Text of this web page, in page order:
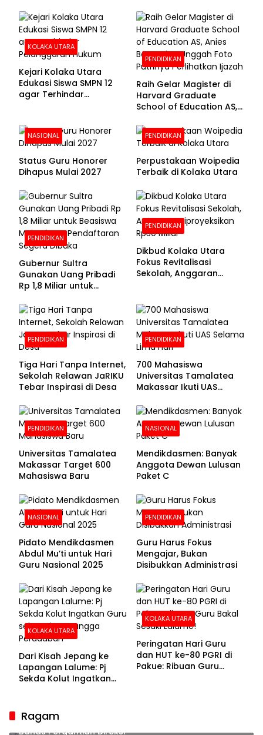
Beralas Tanah dan
Dinding Bolong-bolong
Bhayangkara ke-80
KOLAKA UTARA
Kejari Kolaka Utara
Edukasi Siswa SMPN 12
agar Terhindar
PENDIDIKAN
Raih Gelar Magister di
Harvard Graduate
School of Education AS,
Foto Putrinya Perlihatkan
Ijazah
NASIONAL
Status Guru Honorer
Dihapus Mulai 2027
PENDIDIKAN
Perpustakaan Woipedia
Terbaik di Kolaka Utara
PENDIDIKAN
Gubernur Sultra
Gunakan Uang Pribadi
Rp 1,8 Miliar untuk
Pendaftaran Segera
Dibuka
PENDIDIKAN
Dikbud Kolaka Utara
Fokus Revitalisasi
Sekolah, Anggaran
PENDIDIKAN
Tiga Hari Tanpa Internet,
Sekolah Relawan JaRIKU
Tebar Inspirasi di Desa
PENDIDIKAN
700 Mahasiswa
Universitas Tamalatea
Makassar Ikuti UAS
PENDIDIKAN
Universitas Tamalatea
Makassar Target 600
Mahasiswa Baru
NASIONAL
Mendikdasmen: Banyak
Anggota Dewan Lulusan
Paket C
NASIONAL
Pidato Mendikdasmen
Abdul Mu’ti untuk Hari
Guru Nasional 2025
PENDIDIKAN
Guru Harus Fokus
Mengajar, Bukan
Disibukkan Administrasi
KOLAKA UTARA
Dari Kisah Jepang ke
Lapangan Lalume: Pj
Sekda Kolut Ingatkan
KOLAKA UTARA
Peringatan Hari Guru
dan HUT ke-80 PGRI di
Pakue: Ribuan Guru
Ragam
Sekda Kolaka Utara Hadiri RUPSLB BPR Bahteramas,
Bahas Pergantian Direksi